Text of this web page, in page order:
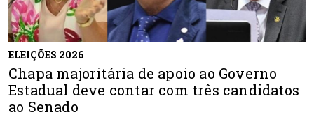
ELEIÇÕES 2026
Chapa majoritária de apoio ao Governo
Estadual deve contar com três candidatos
ao Senado